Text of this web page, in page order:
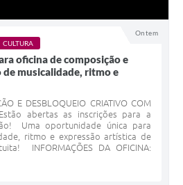
Ontem
CULTURA
oficina de composição e
musicalidade, ritmo e
E DESBLOQUEIO CRIATIVO COM
abertas as inscrições para a
Uma oportunidade única para
ritmo e expressão artística de
INFORMAÇÕES DA OFICINA: